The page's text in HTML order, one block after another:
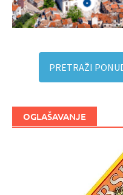
PRETRAŽI
OGLAŠAVANJE